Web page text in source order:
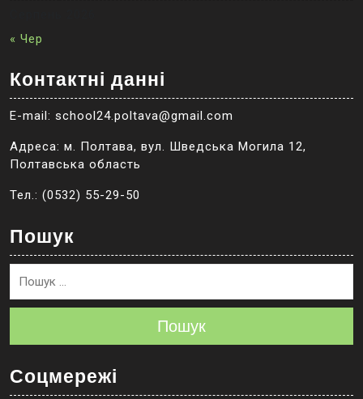
« Чер
Контактні данні
E-mail: school24.poltava@gmail.com
Адреса: м. Полтава, вул. Шведська Могила 12,
Полтавська область
Тел.: (0532) 55-29-50
Пошук
Пошук
Соцмережі